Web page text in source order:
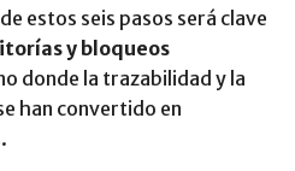
estos seis pasos será clave
y bloqueos
donde la trazabilidad y la
han convertido en